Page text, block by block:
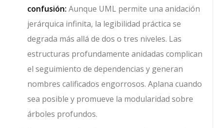
confusión: Aunque UML permite una anidación
jerárquica infinita, la legibilidad práctica se
degrada más allá de dos o tres niveles. Las
estructuras profundamente anidadas complican
el seguimiento de dependencias y generan
nombres calificados engorrosos. Aplana cuando
sea posible y promueve la modularidad sobre
árboles profundos.